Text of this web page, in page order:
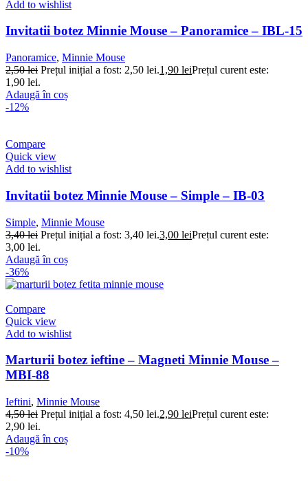
Add to wishlist
Invitatii botez Minnie Mouse – Panoramice – IBL-15
Panoramice, Minnie Mouse
2,50lei Prețul inițial a fost: 2,50 lei.1,90 leiPrețul curent este:
1,90 lei.
Adaugă în coș
-12%
Compare
Quick view
Add to wishlist
Invitatii botez Minnie Mouse – Simple – IB-03
Simple, Minnie Mouse
3,40lei Prețul inițial a fost: 3,40 lei.3,00 leiPrețul curent este:
3,00 lei.
Adaugă în coș
-36%
Compare
Quick view
Add to wishlist
Marturii botez ieftine – Magneti Minnie Mouse –
MBI-88
Ieftini, Minnie Mouse
4,50lei Prețul inițial a fost: 4,50 lei.2,90 leiPrețul curent este:
2,90 lei.
Adaugă în coș
-10%